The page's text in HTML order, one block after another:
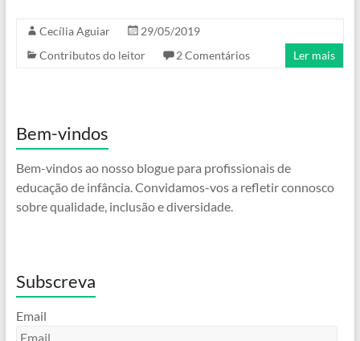
Cecília Aguiar
29/05/2019
Contributos do leitor
2 Comentários Ler mais
Bem-vindos
Bem-vindos ao nosso blogue para profissionais de
educação de infância. Convidamos-vos a refletir connosco
sobre qualidade, inclusão e diversidade.
Subscreva
Email